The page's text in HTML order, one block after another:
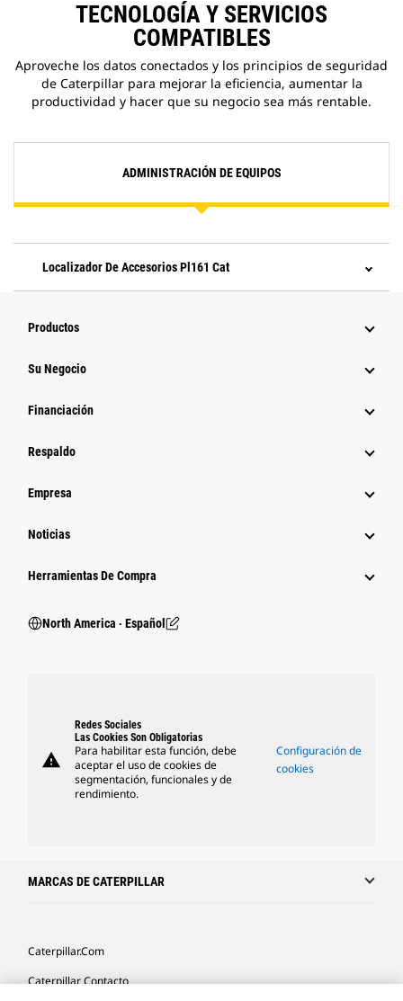
TECNOLOGÍA Y SERVICIOS
COMPATIBLES
Aproveche los datos conectados y los principios de seguridad
de Caterpillar para mejorar la eficiencia, aumentar la
productividad y hacer que su negocio sea más rentable.
ADMINISTRACIÓN DE EQUIPOS
Localizador De Accesorios Pl161 Cat
Productos
Su Negocio
Financiación
Respaldo
Empresa
Noticias
Herramientas De Compra
North America ‧ Español
warning
Redes Sociales
Las Cookies Son Obligatorias
Para habilitar esta función, debe
aceptar el uso de cookies de
segmentación, funcionales y de
rendimiento.
Configuración de
cookies
MARCAS DE CATERPILLAR
Caterpillar.com
Caterpillar Contacto